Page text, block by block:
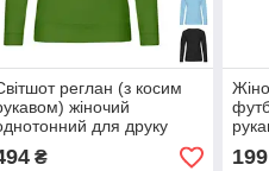
реглан (з косим
жіночий
для друку
₴ 199